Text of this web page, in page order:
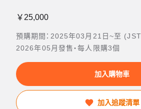
￥25,000
預購期間：2025年03月21日~至
2026年05月發售・每人限購3個
加入購物車
加入追蹤清單